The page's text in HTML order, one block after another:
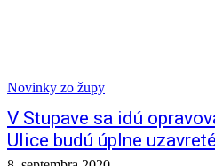
Novinky zo župy
V Stupave sa idú
Ulice budú úplne uzavreté